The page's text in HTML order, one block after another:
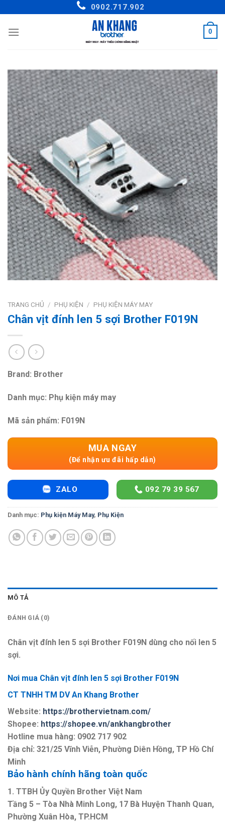
content
0902.717.902
0
TRANG CHỦ / PHỤ KIỆN / PHỤ KIỆN MÁY MAY
Chân vịt đính len 5 sợi Brother F019N
Brand: Brother
Danh mục: Phụ kiện máy may
Mã sản phẩm: F019N
MUA NGAY
(Để nhận ưu đãi hấp dẫn)
ZALO 092 79 39 567
Danh mục: Phụ kiện Máy May, Phụ Kiện
MÔ TẢ
ĐÁNH GIÁ (0)
Chân vịt đính len 5 sợi Brother F019N dùng cho nối len 5
sợi.
Nơi mua Chân vịt đính len 5 sợi Brother F019N
CT TNHH TM DV An Khang Brother
Website: https://brothervietnam.com/
Shopee: https://shopee.vn/ankhangbrother
Hotline mua hàng: 0902 717 902
Địa chỉ: 321/25 Vĩnh Viễn, Phường Diên Hồng, TP Hồ Chí
Minh
Bảo hành chính hãng toàn quốc
1. TTBH Ủy Quyền Brother Việt Nam
Tầng 5 – Tòa Nhà Minh Long, 17 Bà Huyện Thanh Quan,
Phường Xuân Hòa, TP.HCM